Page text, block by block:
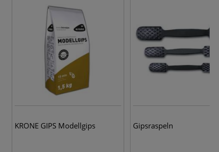
KRONE GIPS Modellgips Gipsraspeln